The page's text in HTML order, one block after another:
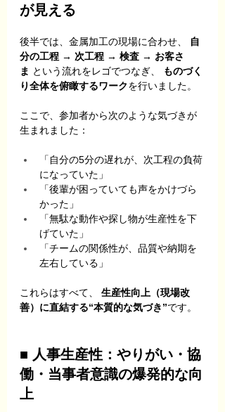
が見える
後半では、金属加工の現場に合わせ、
自
分の工程 → 次工程 → 検査 → お客さ
ま という流れをレゴでつなぎ、
ものづく
り全体を俯瞰するワークを行いました。
ここで、参加者から次のような気づきが
生まれました：
「自分の5分の遅れが、次工程の負荷
になっていた」
「後輩が困っていても声をかけづら
かった」
「無駄な動作や探し物が生産性を下
げていた」
「チームの関係性が、品質や納期を
左右している」
これらはすべて、 生産性向上（現場改
善）に直結する“本質的な気づき”です。
■ 人事生産性：やりがい・協
働・当事者意識の爆発的な向
上